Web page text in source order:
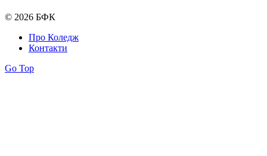
© 2026 БФК
Про Коледж
Контакти
Go Top